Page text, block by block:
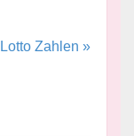
Lotto Zahlen »